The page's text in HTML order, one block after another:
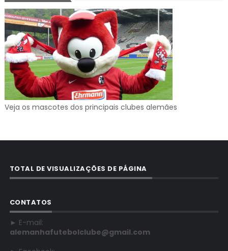
Veja os mascotes dos principais clubes alemães
TOTAL DE VISUALIZAÇÕES DE PÁGINA
CONTATOS
► E-mail:
alemanhafutebolclube@gmail.com